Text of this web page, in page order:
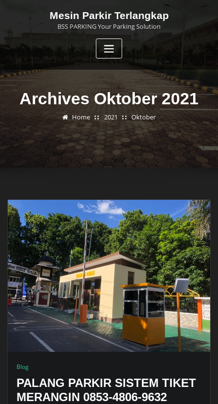
Mesin Parkir Terlangkap
BSS PARKING Your Parking Solution
Archives Oktober 2021
Home 2021 Oktober
Blog
PALANG PARKIR SISTEM TIKET
MERANGIN 0853-4806-9632